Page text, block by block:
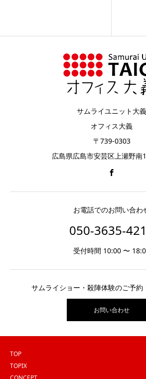
サムライユニット大義
オフィス大義
〒739-0303
広島県広島市安芸区上瀬野南
お電話でのお問い合わ
050-3635-
受付時間 10:00 〜
サムライショー・殺陣体験のご予約
お問い合わせ
TOP
TOPIX